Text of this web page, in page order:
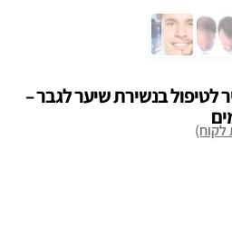
5% – תכשיר לטיפול בנשירת שיער לגבר –
לקוח)